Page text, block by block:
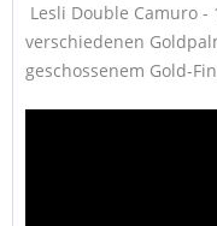
Lesli Double Camuro
verschiedenen
geschossenem Gold-